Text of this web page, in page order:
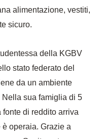
alimentazione, vestiti,
sicuro.
della KGBV
stato federato del
da un ambiente
sua famiglia di 5
di reddito arriva
operaia. Grazie a